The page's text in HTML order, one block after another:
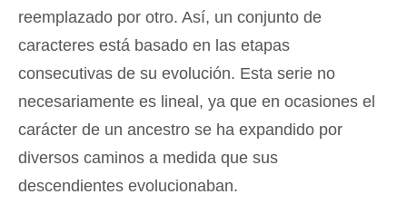
reemplazado por otro. Así, un conjunto de
caracteres está basado en las etapas
consecutivas de su evolución. Esta serie no
necesariamente es lineal, ya que en ocasiones el
carácter de un ancestro se ha expandido por
diversos caminos a medida que sus
descendientes evolucionaban.